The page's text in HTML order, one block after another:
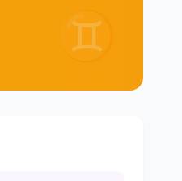
♊